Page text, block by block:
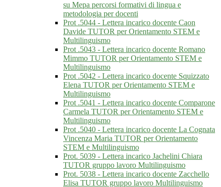
su Mepa percorsi formativi di lingua e
metodologia per docenti
Prot .5044 - Lettera incarico docente Caon
Davide TUTOR per Orientamento STEM e
Multilinguismo
Prot .5043 - Lettera incarico docente Romano
Mimmo TUTOR per Orientamento STEM e
Multilinguismo
Prot .5042 - Lettera incarico docente Squizzato
Elena TUTOR per Orientamento STEM e
Multilinguismo
Prot .5041 - Lettera incarico docente Comparone
Carmela TUTOR per Orientamento STEM e
Multilinguismo
Prot .5040 - Lettera incarico docente La Cognata
Vincenza Maria TUTOR per Orientamento
STEM e Multilinguismo
Prot. 5039 - Lettera incarico Jachelini Chiara
TUTOR gruppo lavoro Multilinguismo
Prot. 5038 - Lettera incarico docente Zacchello
Elisa TUTOR gruppo lavoro Multilinguismo